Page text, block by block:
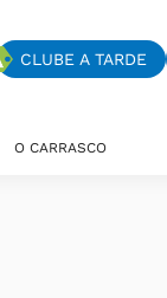
CLUBE A TARDE
O CARRASCO